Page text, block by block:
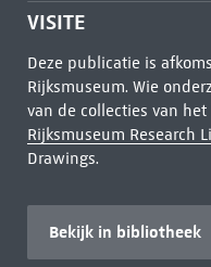
VISITE
Deze publicatie is
Rijksmuseum. Wie
van de collecties van
Rijksmuseum Research
Drawings.
Bekijk in bibliotheek